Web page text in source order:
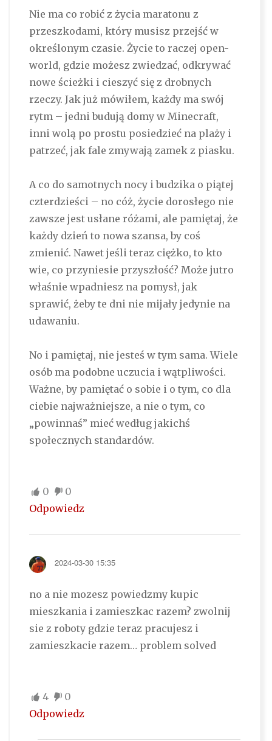
Nie ma co robić z życia maratonu z
przeszkodami, który musisz przejść w
określonym czasie. Życie to raczej open-
world, gdzie możesz zwiedzać, odkrywać
nowe ścieżki i cieszyć się z drobnych
rzeczy. Jak już mówiłem, każdy ma swój
rytm – jedni budują domy w Minecraft,
inni wolą po prostu posiedzieć na plaży i
patrzeć, jak fale zmywają zamek z piasku.
A co do samotnych nocy i budzika o piątej
czterdzieści – no cóż, życie dorosłego nie
zawsze jest usłane różami, ale pamiętaj, że
każdy dzień to nowa szansa, by coś
zmienić. Nawet jeśli teraz ciężko, to kto
wie, co przyniesie przyszłość? Może jutro
właśnie wpadniesz na pomysł, jak
sprawić, żeby te dni nie mijały jedynie na
udawaniu.
No i pamiętaj, nie jesteś w tym sama. Wiele
osób ma podobne uczucia i wątpliwości.
Ważne, by pamiętać o sobie i o tym, co dla
ciebie najważniejsze, a nie o tym, co
„powinnaś” mieć według jakichś
społecznych standardów.
0
0
Odpowiedz
2024-03-30 15:35
no a nie mozesz powiedzmy kupic
mieszkania i zamieszkac razem? zwolnij
sie z roboty gdzie teraz pracujesz i
zamieszkacie razem… problem solved
4
0
Odpowiedz